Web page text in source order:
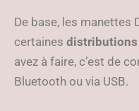
De base, les manettes
certaines distributions
avez à faire, c’est de
Bluetooth ou via USB.